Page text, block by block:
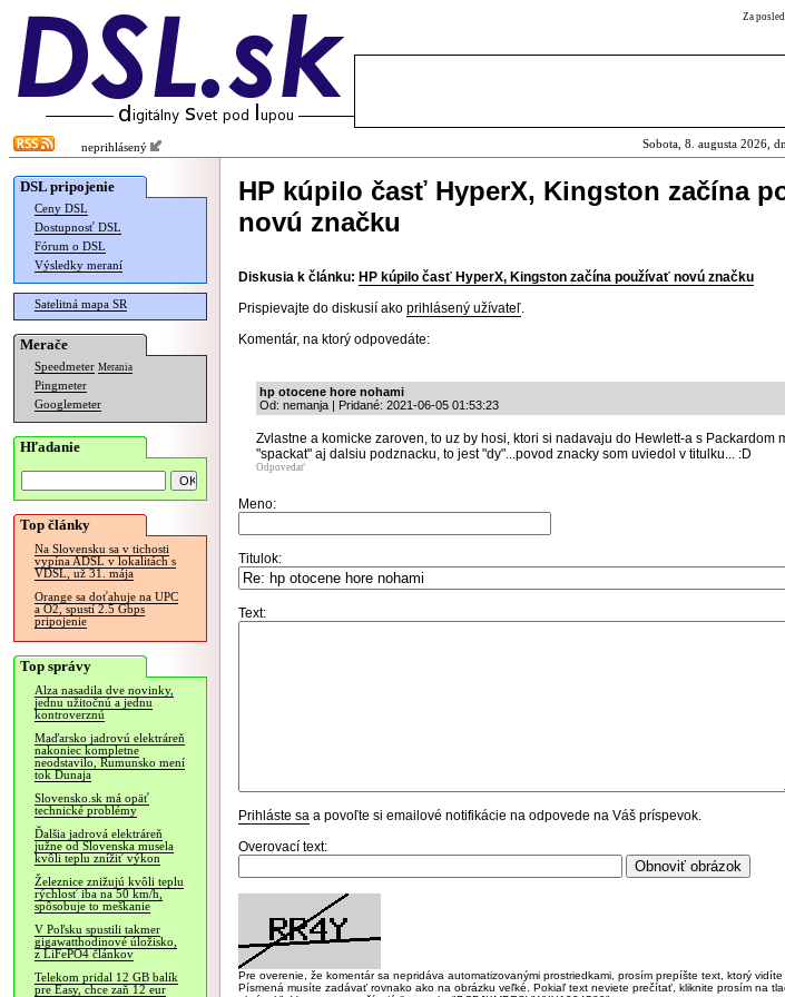
Za
neprihlásený Sobota, 8. augusta 2026,
DSL pripojenie
Ceny DSL
Dostupnosť DSL
Fórum o DSL
Výsledky meraní
Satelitná mapa SR
Merače
Speedmeter Merania
Pingmeter
Googlemeter
Hľadanie
Top články
Na Slovensku sa v tichosti
vypína ADSL v lokalitách s
VDSL, už 31. mája
Orange sa doťahuje na UPC
a O2, spustí 2.5 Gbps
pripojenie
Top správy
Alza nasadila dve novinky,
jednu užitočnú a jednu
kontroverznú
Maďarsko jadrovú elektráreň
nakoniec kompletne
neodstavilo, Rumunsko mení
tok Dunaja
Slovensko.sk má opäť
technické problémy
Ďalšia jadrová elektráreň
južne od Slovenska musela
kvôli teplu znížiť výkon
Železnice znižujú kvôli teplu
rýchlosť iba na 50 km/h,
spôsobuje to meškanie
V Poľsku spustili takmer
gigawatthodinové úložisko,
z LiFePO4 článkov
Telekom pridal 12 GB balík
pre Easy, chce zaň 12 eur
HP kúpilo časť HyperX, Kingston začína
novú značku
Diskusia k článku: HP kúpilo časť HyperX, Kingston začína používať novú značku
Prispievajte do diskusií ako prihlásený užívateľ.
Komentár, na ktorý odpovedáte:
hp otocene hore nohami
Od: nemanja | Pridané: 2021-06-05 01:53:23
Zvlastne a komicke zaroven, to uz by hosi, ktori si nadavaju do Hewlett-a s Packardom
"spackat" aj dalsiu podznacku, to jest "dy"...povod znacky som uviedol v titulku... :D
Odpovedať
Meno:
Titulok:
Text:
Prihláste sa a povoľte si emailové notifikácie na odpovede na Váš príspevok.
Overovací text:
Pre overenie, že komentár sa nepridáva automatizovanými prostriedkami, prosím prepíšte text, ktorý vidíte
Písmená musíte zadávať rovnako ako na obrázku veľké. Pokiaľ text neviete prečítať, kliknite prosím na